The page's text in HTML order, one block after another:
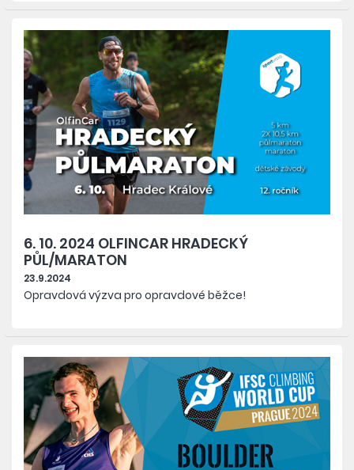
6. 10. 2024 OLFINCAR HRADECKÝ
PŮL/MARATON
23.9.2024
Opravdová výzva pro opravdové běžce!